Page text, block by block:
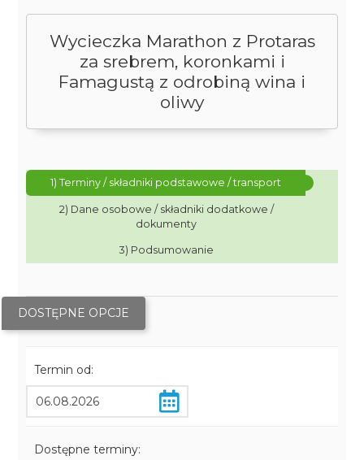
Wycieczka Marathon z Protaras
za srebrem, koronkami i
Famagustą z odrobiną wina i
oliwy
1) Terminy / składniki podstawowe / transport
2) Dane osobowe / składniki dodatkowe /
dokumenty
3) Podsumowanie
DOSTĘPNE OPCJE
Termin od:
Dostępne terminy: